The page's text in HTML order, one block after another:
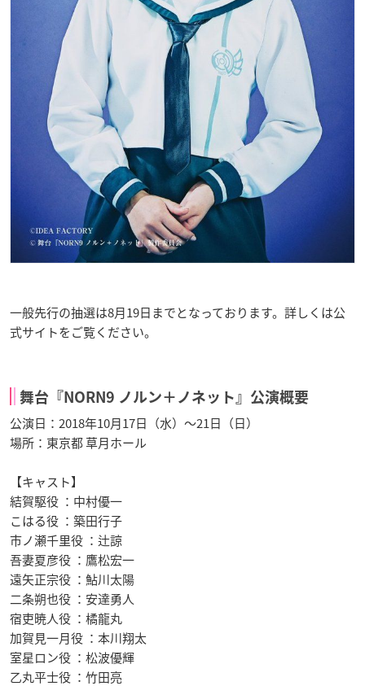
一般先行の抽選は8月19日までとなっております。詳しくは公
式サイトをご覧ください。
舞台『NORN9 ノルン＋ノネット』公演概要
公演日：2018年10月17日（水）～21日（日）
場所：東京都 草月ホール
【キャスト】
結賀駆役 ：中村優一
こはる役 ：築田行子
市ノ瀬千里役 ：辻諒
吾妻夏彦役 ：鷹松宏一
遠矢正宗役 ：鮎川太陽
二条朔也役 ：安達勇人
宿吏暁人役 ：橘龍丸
加賀見一月役 ：本川翔太
室星ロン役 ：松波優輝
乙丸平士役 ：竹田亮